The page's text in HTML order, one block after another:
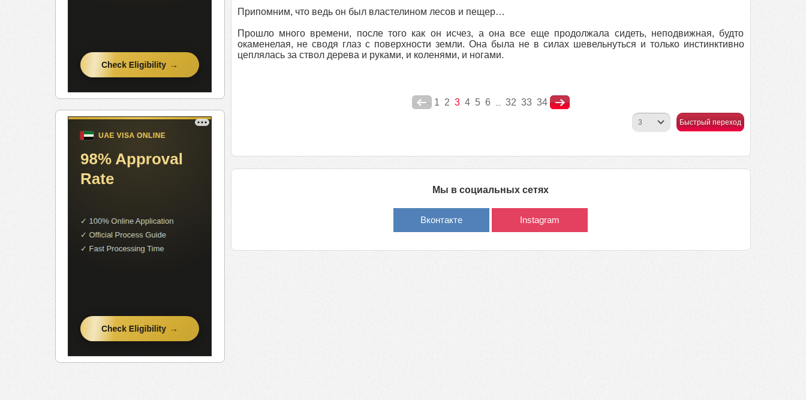
Припомним, что ведь он был властелином лесов и пещер…
Прошло много времени, после того как он исчез, а она все еще продолжала сидеть, неподвижная, будто
окаменелая, не сводя глаз с поверхности земли. Она была не в силах шевельнуться и только инстинктивно
цеплялась за ствол дерева и руками, и коленями, и ногами.
1 2 3 4 5 6 ... 32 33 34
Быстрый переход
Мы в социальных сетях
Вконтакте Instagram